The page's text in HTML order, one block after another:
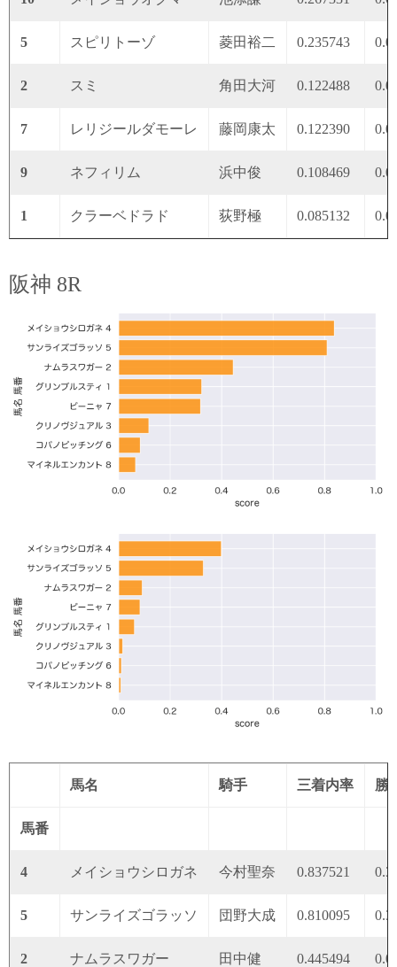
5 スピリトーゾ 菱田裕二 0.235743
2 スミ 角田大河 0.122488
7 レリジールダモーレ 藤岡康太 0.122390
9 ネフィリム 浜中俊 0.108469
1 クラーベドラド 荻野極 0.085132
阪神 8R
馬名 騎手 三着内率 勝
馬番
4 メイショウシロガネ 今村聖奈 0.837521
5 サンライズゴラッソ 団野大成 0.810095
2 ナムラスワガー 田中健 0.445494